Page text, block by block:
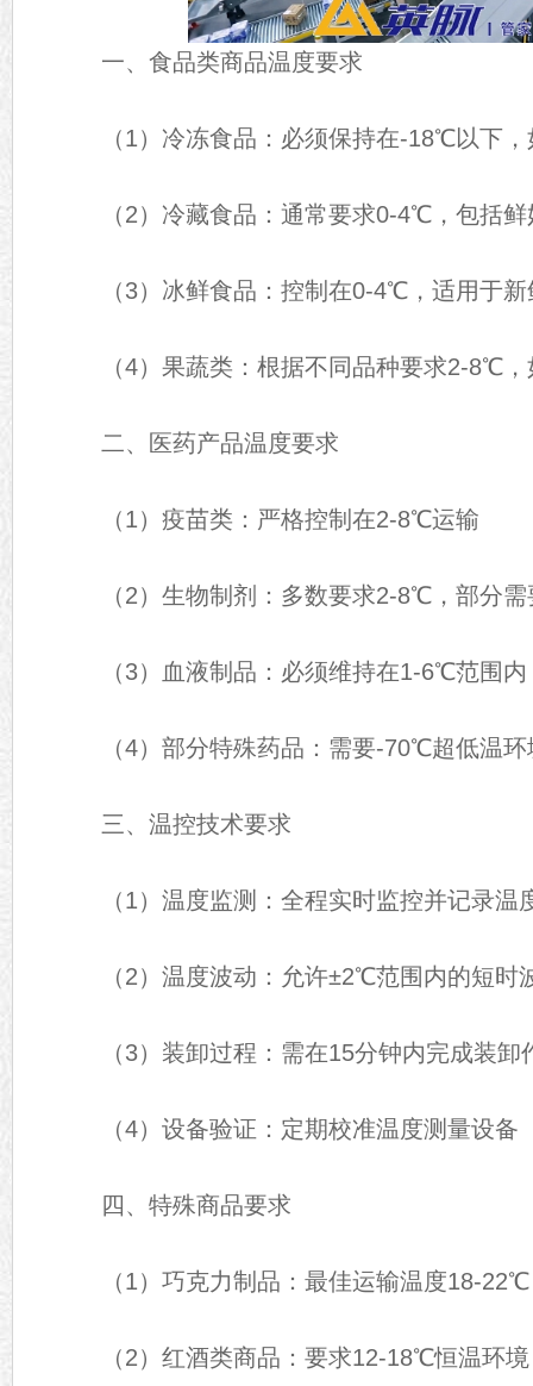
一、食品类商品温度要求
（1）冷冻食品：必须保持在-18℃以下，
（2）冷藏食品：通常要求0-4℃，包括鲜
（3）冰鲜食品：控制在0-4℃，适用于新
（4）果蔬类：根据不同品种要求2-8℃，
二、医药产品温度要求
（1）疫苗类：严格控制在2-8℃运输
（2）生物制剂：多数要求2-8℃，部分需
（3）血液制品：必须维持在1-6℃范围内
（4）部分特殊药品：需要-70℃超低温环
三、温控技术要求
（1）温度监测：全程实时监控并记录温
（2）温度波动：允许±2℃范围内的短时
（3）装卸过程：需在15分钟内完成装卸
（4）设备验证：定期校准温度测量设备
四、特殊商品要求
（1）巧克力制品：最佳运输温度18-22℃
（2）红酒类商品：要求12-18℃恒温环境